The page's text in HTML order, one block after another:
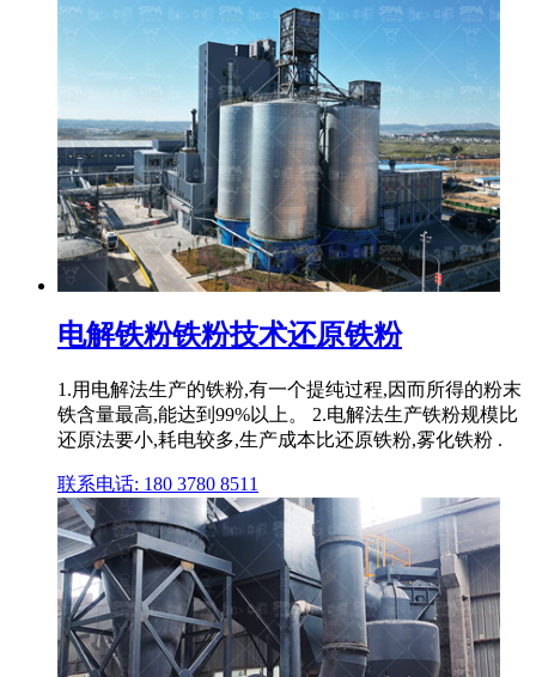
电解铁粉铁粉技术还原铁粉
1.用电解法生产的铁粉,有一个提纯过程,因而所得的粉末
铁含量最高,能达到99%以上。 2.电解法生产铁粉规模比
还原法要小,耗电较多,生产成本比还原铁粉,雾化铁粉 .
联系电话: 180 3780 8511